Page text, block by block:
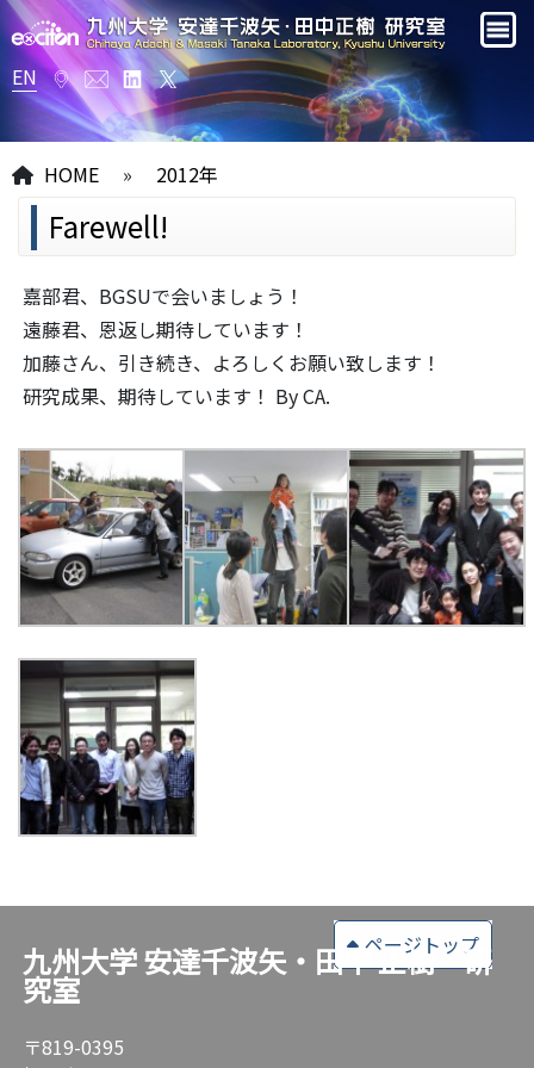
EN
HOME » 2012年
Farewell!
嘉部君、BGSUで会いましょう！
遠藤君、恩返し期待しています！
加藤さん、引き続き、よろしくお願い致します！
研究成果、期待しています！ By CA.
ページトップ
九州大学 安達千波矢・田中 正樹 研
究室
〒819-0395